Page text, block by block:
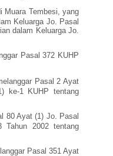
Muara Tembesi, yang
Keluarga Jo. Pasal
dalam Keluarga Jo.
Pasal 372 KUHP
Pasal 2 Ayat
ke-1 KUHP tentang
80 Ayat (1) Jo. Pasal
Tahun 2002 tentang
Pasal 351 Ayat